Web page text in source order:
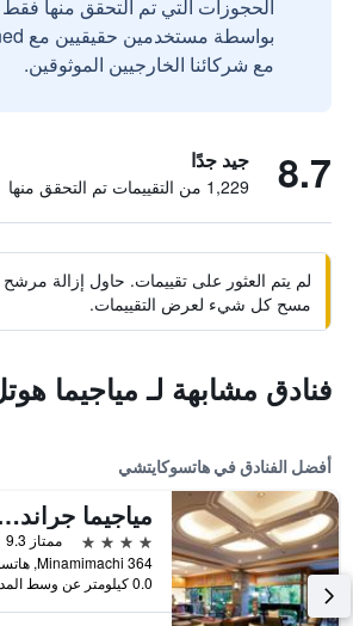
الحجوزات التي تم التحقق منها فقط
مع شركائنا الخارجيين الموثوقين.
8.7 جيد جدًا
1,229 من التقييمات تم التحقق منها
لم يتم العثور على تقييمات. حاول إزالة مرشح
مسح كل شيء لعرض التقييمات.
فنادق مشابهة لـ مياجيما
أفضل الفنادق في هاتسوكايتشي
مياجيما جراند
4 نجوم
ممتاز 9.3
0.0 كيلومتر عن وسط المدينة